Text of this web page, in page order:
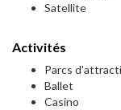
Satellite
Activités
Parcs
Ballet
Casino